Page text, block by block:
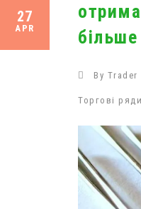
27
APR
By Trader
Торгові ряди